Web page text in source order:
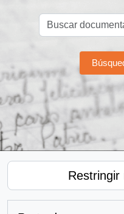
Restringir